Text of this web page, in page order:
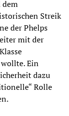
dem
Streik
der Phelps
mit der
Ein
dazu
Rolle